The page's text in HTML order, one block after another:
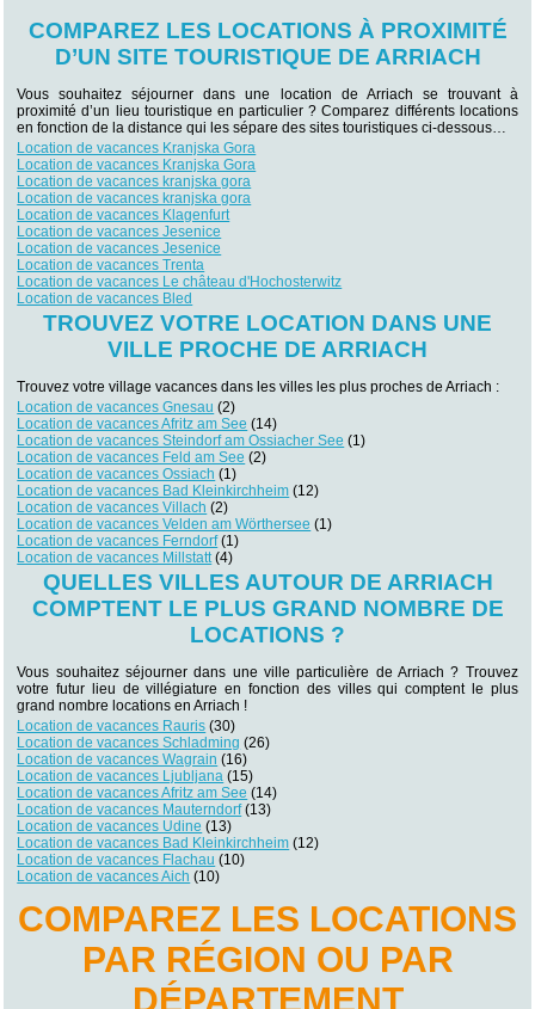
COMPAREZ LES LOCATIONS À PROXIMITÉ
D’UN SITE TOURISTIQUE DE ARRIACH
Vous souhaitez séjourner dans une location de Arriach se trouvant à
proximité d’un lieu touristique en particulier ? Comparez différents locations
en fonction de la distance qui les sépare des sites touristiques ci-dessous…
Location de vacances Kranjska Gora
Location de vacances Kranjska Gora
Location de vacances kranjska gora
Location de vacances kranjska gora
Location de vacances Klagenfurt
Location de vacances Jesenice
Location de vacances Jesenice
Location de vacances Trenta
Location de vacances Le château d'Hochosterwitz
Location de vacances Bled
TROUVEZ VOTRE LOCATION DANS UNE
VILLE PROCHE DE ARRIACH
Trouvez votre village vacances dans les villes les plus proches de Arriach :
Location de vacances Gnesau (2)
Location de vacances Afritz am See (14)
Location de vacances Steindorf am Ossiacher See (1)
Location de vacances Feld am See (2)
Location de vacances Ossiach (1)
Location de vacances Bad Kleinkirchheim (12)
Location de vacances Villach (2)
Location de vacances Velden am Wörthersee (1)
Location de vacances Ferndorf(1)
Location de vacances Millstatt(4)
QUELLES VILLES AUTOUR DE ARRIACH
COMPTENT LE PLUS GRAND NOMBRE DE
LOCATIONS ?
Vous souhaitez séjourner dans une ville particulière de Arriach ? Trouvez
votre futur lieu de villégiature en fonction des villes qui comptent le plus
grand nombre locations en Arriach !
Location de vacances Rauris (30)
Location de vacances Schladming (26)
Location de vacances Wagrain (16)
Location de vacances Ljubljana (15)
Location de vacances Afritz am See (14)
Location de vacances Mauterndorf(13)
Location de vacances Udine (13)
Location de vacances Bad Kleinkirchheim (12)
Location de vacances Flachau (10)
Location de vacances Aich (10)
COMPAREZ LES LOCATIONS
PAR RÉGION OU PAR
DÉPARTEMENT